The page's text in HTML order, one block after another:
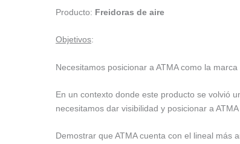
Producto: Freidoras de aire
Objetivos:
Necesitamos posicionar a ATMA como la
En un contexto donde este producto se volvió
necesitamos dar visibilidad y posicionar a
Demostrar que ATMA cuenta con el lineal